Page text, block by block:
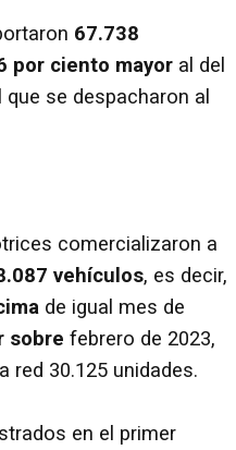
67.738
por ciento mayor al del
se despacharon al
comercializaron a
vehículos, es decir,
de igual mes de
sobre febrero de 2023,
red 30.125 unidades.
en el primer